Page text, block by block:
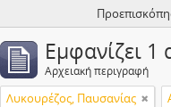
Εμφανίζει
Αρχειακή περιγραφή
Λυκουρέζος, Παυσανίας